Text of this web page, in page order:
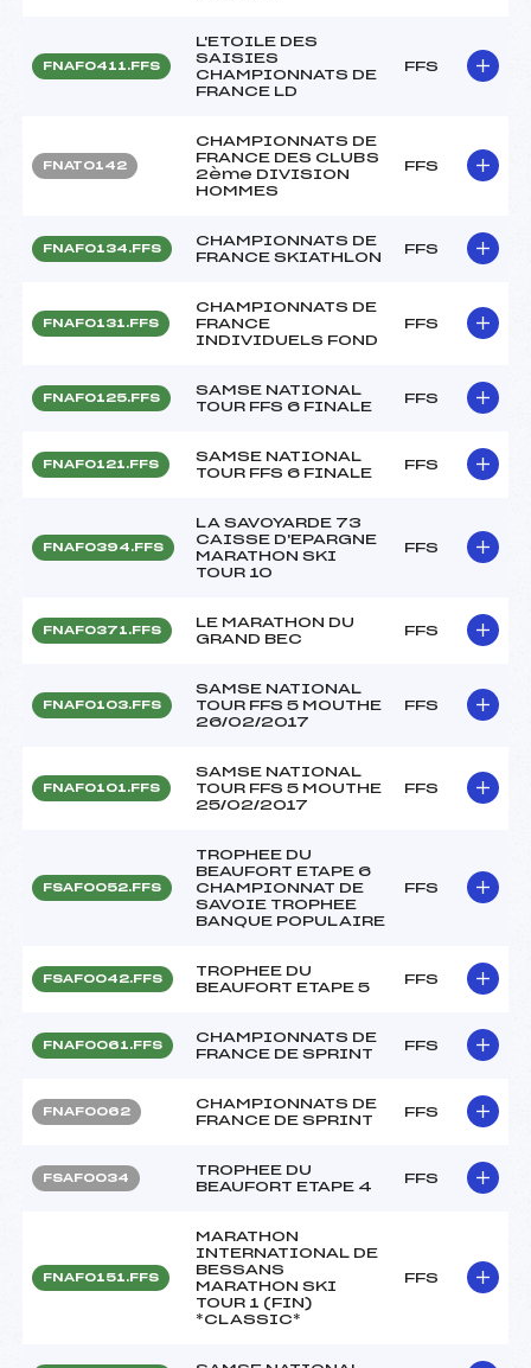
FNAF0411.FFS
L'ETOILE DES
SAISIES
CHAMPIONNATS DE
FRANCE LD
FFS
FNAT0142
CHAMPIONNATS DE
FRANCE DES CLUBS
2ème DIVISION
HOMMES
FFS
FNAF0134.FFS
CHAMPIONNATS DE
FRANCE SKIATHLON
FFS
FNAF0131.FFS
CHAMPIONNATS DE
FRANCE
INDIVIDUELS FOND
FFS
FNAF0125.FFS
SAMSE NATIONAL
TOUR FFS 6 FINALE
FFS
FNAF0121.FFS
SAMSE NATIONAL
TOUR FFS 6 FINALE
FFS
FNAF0394.FFS
LA SAVOYARDE 73
CAISSE D'EPARGNE
MARATHON SKI
TOUR 10
FFS
FNAF0371.FFS
LE MARATHON DU
GRAND BEC
FFS
FNAF0103.FFS
SAMSE NATIONAL
TOUR FFS 5 MOUTHE
26/02/2017
FFS
FNAF0101.FFS
SAMSE NATIONAL
TOUR FFS 5 MOUTHE
25/02/2017
FFS
FSAF0052.FFS
TROPHEE DU
BEAUFORT ETAPE 6
CHAMPIONNAT DE
SAVOIE TROPHEE
BANQUE POPULAIRE
FFS
FSAF0042.FFS
TROPHEE DU
BEAUFORT ETAPE 5
FFS
FNAF0061.FFS
CHAMPIONNATS DE
FRANCE DE SPRINT
FFS
FNAF0062
CHAMPIONNATS DE
FRANCE DE SPRINT
FFS
FSAF0034
TROPHEE DU
BEAUFORT ETAPE 4
FFS
FNAF0151.FFS
MARATHON
INTERNATIONAL DE
BESSANS
MARATHON SKI
TOUR 1 (FIN)
*CLASSIC*
FFS